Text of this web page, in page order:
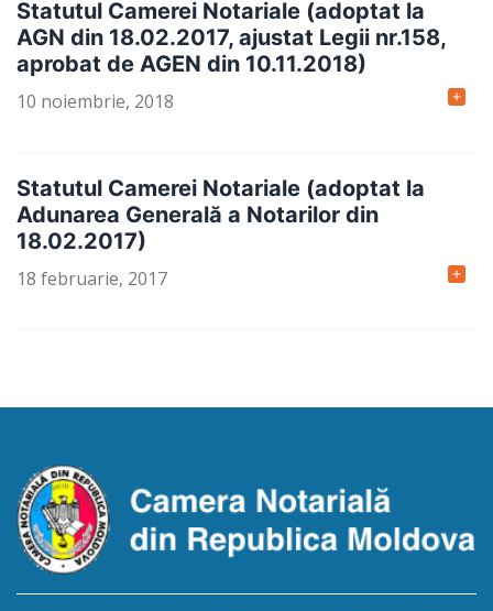
Statutul Camerei Notariale (adoptat la
AGN din 18.02.2017, ajustat Legii nr.158,
aprobat de AGEN din 10.11.2018)
10 noiembrie, 2018
Statutul Camerei Notariale (adoptat la
Adunarea Generală a Notarilor din
18.02.2017)
18 februarie, 2017